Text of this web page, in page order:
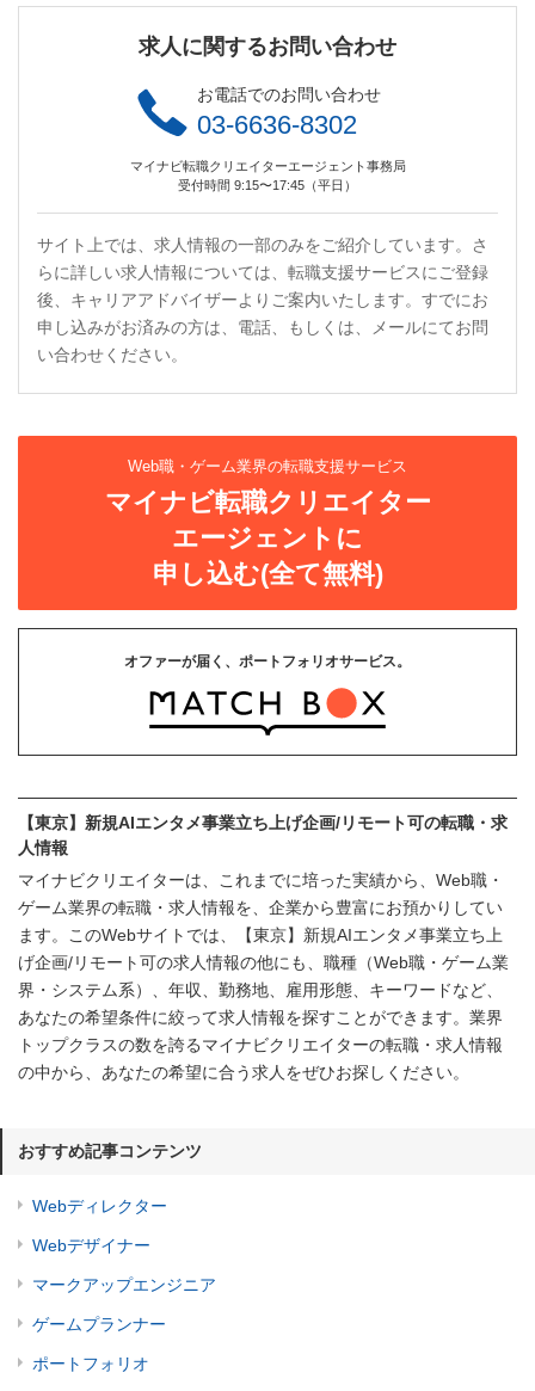
求人に関するお問い合わせ
お電話でのお問い合わせ
03-6636-8302
マイナビ転職クリエイターエージェント事務局
受付時間 9:15〜17:45（平日）
サイト上では、求人情報の一部のみをご紹介しています。さ
らに詳しい求人情報については、転職支援サービスにご登録
後、キャリアアドバイザーよりご案内いたします。すでにお
申し込みがお済みの方は、電話、もしくは、メールにてお問
い合わせください。
Web職・ゲーム業界の転職支援サービス
マイナビ転職クリエイター
エージェントに
申し込む(全て無料)
オファーが届く、ポートフォリオサービス。
【東京】新規AIエンタメ事業立ち上げ企画/リモート可の転職・求
人情報
マイナビクリエイターは、これまでに培った実績から、Web職・
ゲーム業界の転職・求人情報を、企業から豊富にお預かりしてい
ます。このWebサイトでは、【東京】新規AIエンタメ事業立ち上
げ企画/リモート可の求人情報の他にも、職種（Web職・ゲーム業
界・システム系）、年収、勤務地、雇用形態、キーワードなど、
あなたの希望条件に絞って求人情報を探すことができます。業界
トップクラスの数を誇るマイナビクリエイターの転職・求人情報
の中から、あなたの希望に合う求人をぜひお探しください。
おすすめ記事コンテンツ
Webディレクター
Webデザイナー
マークアップエンジニア
ゲームプランナー
ポートフォリオ